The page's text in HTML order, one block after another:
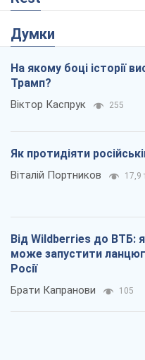
Думки
На якому боці історії
Трамп?
Віктор Каспрук 255
Як протидіяти
Віталій Портников 17,9
Від Wildberries до ВТБ:
може запустити
Росії
Брати Капранови 105